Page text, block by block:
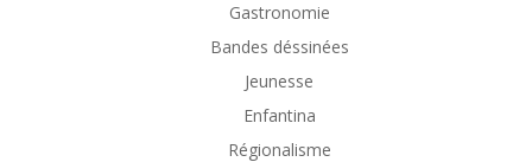
Gastronomie
Bandes déssinées
Jeunesse
Enfantina
Régionalisme